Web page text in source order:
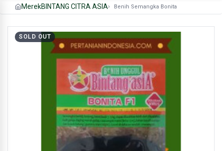
MerekBINTANG CITRA ASIA Benih Semangka Bonita
SOLD OUT